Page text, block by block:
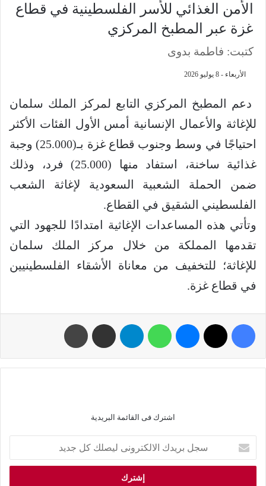
الأمن الغذائي للأسر الفلسطينية في قطاع
غزة عبر المطبخ المركزي
كتبت: فاطمة بدوى
الأربعاء - 8 يوليو 2026
‏‎ دعم المطبخ المركزي التابع لمركز الملك سلمان
للإغاثة والأعمال الإنسانية أمس الأول الفئات الأكثر
احتياجًا في وسط وجنوب قطاع غزة بـ(25.000) وجبة
غذائية ساخنة، استفاد منها (25.000) فرد، وذلك
ضمن الحملة الشعبية السعودية لإغاثة الشعب
الفلسطيني الشقيق في القطاع.
وتأتي هذه المساعدات الإغاثية امتدادًا للجهود التي
تقدمها المملكة من خلال مركز الملك سلمان
للإغاثة؛ للتخفيف من معاناة الأشقاء الفلسطينيين
في قطاع غزة.
اشترك فى القائمة البريدية